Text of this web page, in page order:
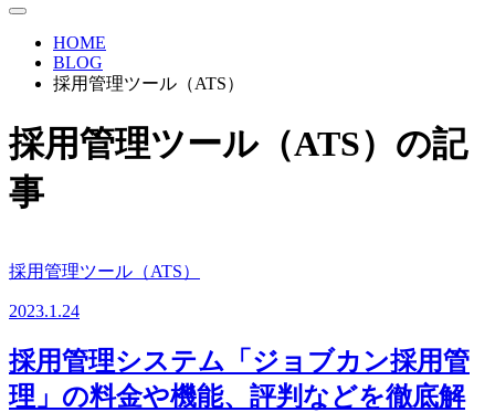
HOME
BLOG
採用管理ツール（ATS）
採用管理ツール（ATS） の記
事
採用管理ツール（ATS）
2023.1.24
採用管理システム「ジョブカン採用管
理」の料金や機能、評判などを徹底解